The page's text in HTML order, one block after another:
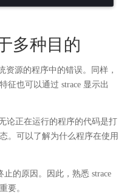
多种目的
资源的程序中的错误。同样，
征也可以通过 strace 显示出
论正在运行的程序的代码是打
。可以了解为什么程序在使用
止的原因。因此，熟悉 strace
要。